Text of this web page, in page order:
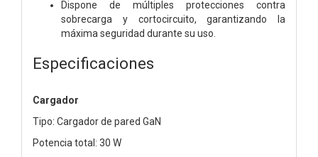
Dispone de múltiples protecciones contra
sobrecarga y cortocircuito, garantizando la
máxima seguridad durante su uso.
Especificaciones
Cargador
Tipo: Cargador de pared GaN
Potencia total: 30 W